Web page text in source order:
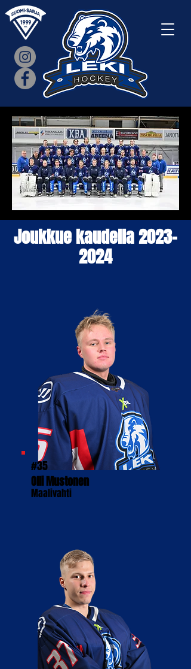
Joukkue kaudella2023-
2024
#35
Olli Mustonen
Maalivahti